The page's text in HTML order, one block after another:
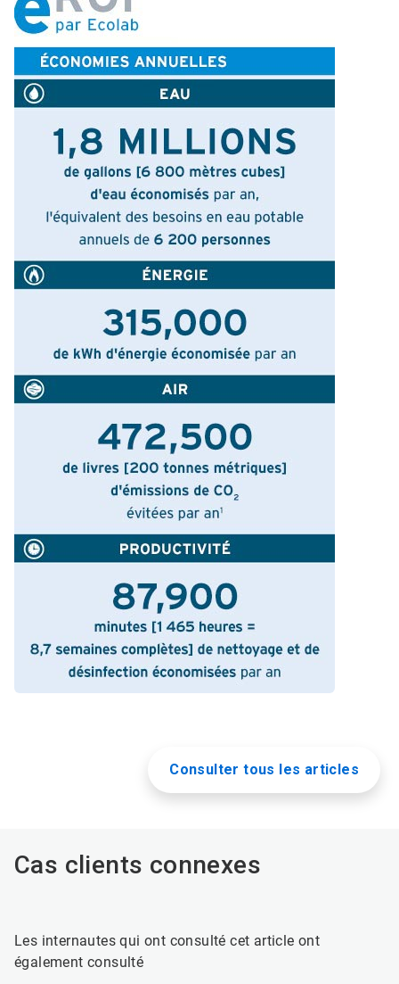
Consulter tous les articles
Cas clients connexes
Les internautes qui ont consulté cet article ont
également consulté